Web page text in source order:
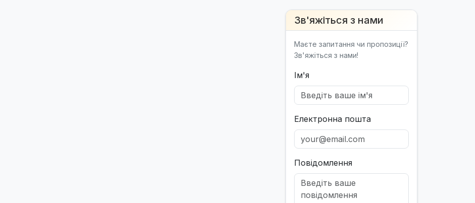
Зв'яжіться з нами
Маєте запитання чи пропозиції?
Зв'яжіться з нами!
Ім'я
Електронна пошта
Повідомлення